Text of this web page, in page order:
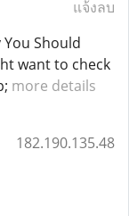
แจ้งลบ
You Should
want to check
more details
182.190.135.48